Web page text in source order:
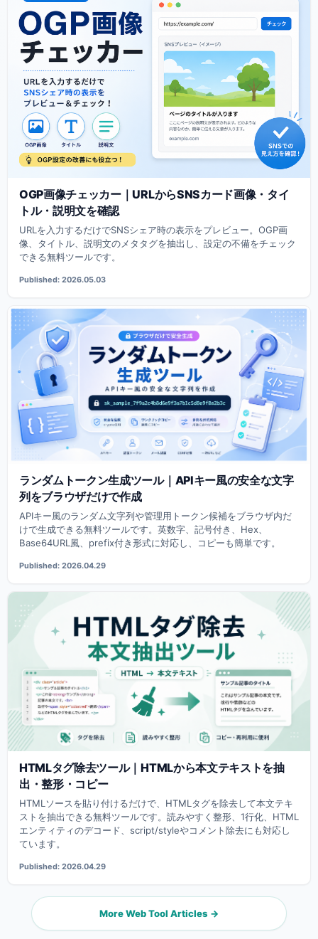
OGP画像チェッカー｜URLからSNSカード画像・タイ
トル・説明文を確認
URLを入力するだけでSNSシェア時の表示をプレビュー。OGP画
像、タイトル、説明文のメタタグを抽出し、設定の不備をチェック
できる無料ツールです。
Published: 2026.05.03
ランダムトークン生成ツール｜APIキー風の安全な文字
列をブラウザだけで作成
APIキー風のランダム文字列や管理用トークン候補をブラウザ内だ
けで生成できる無料ツールです。英数字、記号付き、Hex、
Base64URL風、prefix付き形式に対応し、コピーも簡単です。
Published: 2026.04.29
HTMLタグ除去ツール｜HTMLから本文テキストを抽
出・整形・コピー
HTMLソースを貼り付けるだけで、HTMLタグを除去して本文テキ
ストを抽出できる無料ツールです。読みやすく整形、1行化、HTML
エンティティのデコード、script/styleやコメント除去にも対応し
ています。
Published: 2026.04.29
More Web Tool Articles →